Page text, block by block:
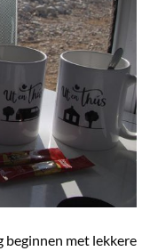
beginnen met lekkere